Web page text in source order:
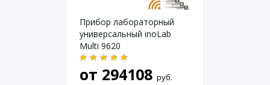
Прибор лабораторный
универсальный inoLab
Multi 9620
от 294108 руб.